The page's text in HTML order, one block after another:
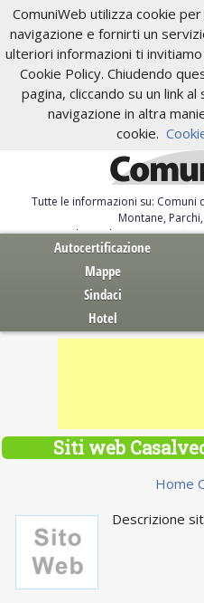
ComuniWeb utilizza cookie
navigazione e fornirti un
ulteriori informazioni ti
Cookie Policy. Chiudendo
pagina, cliccando su un link
navigazione in altra
cookie.
Tutte le informazioni su: Comuni
Montane,
Servizi al Cittadino.
Autocertificazione
Mappe
Sindaci
Hotel
Siti web
Home
Descrizione